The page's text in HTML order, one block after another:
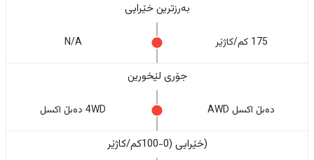
بەرزترین خێرایی
175 کم/کاژێر N/A
جۆری لێخورین
دەبڵ اکسل AWD 4WD دەبڵ اکسل
(خێرایی (0-100کم/کاژێر